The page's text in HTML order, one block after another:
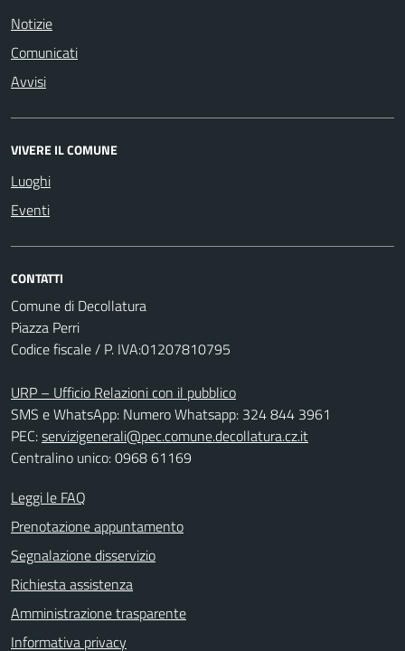
Notizie
Comunicati
Avvisi
VIVERE IL COMUNE
Luoghi
Eventi
CONTATTI
Comune di Decollatura
Piazza Perri
Codice fiscale / P. IVA:01207810795
URP – Ufficio Relazioni con il pubblico
SMS e WhatsApp: Numero Whatsapp: 324 844 3961
PEC:servizigenerali@pec.comune.decollatura.cz.it
Centralino unico: 0968 61169
Leggi le FAQ
Prenotazione appuntamento
Segnalazione disservizio
Richiesta assistenza
Amministrazione trasparente
Informativa privacy